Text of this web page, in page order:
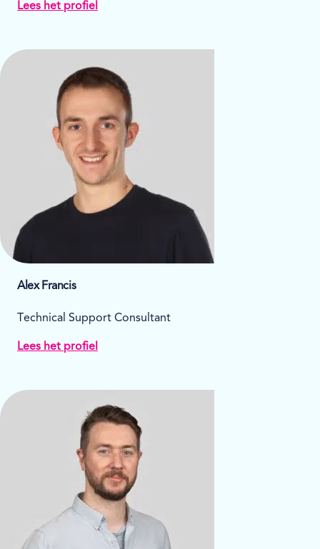
Lees het profiel
Alex Francis
Technical Support Consultant
Lees het profiel